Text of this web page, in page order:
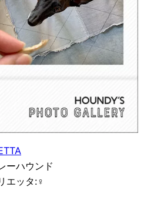
ーハウンド
エッタ:♀